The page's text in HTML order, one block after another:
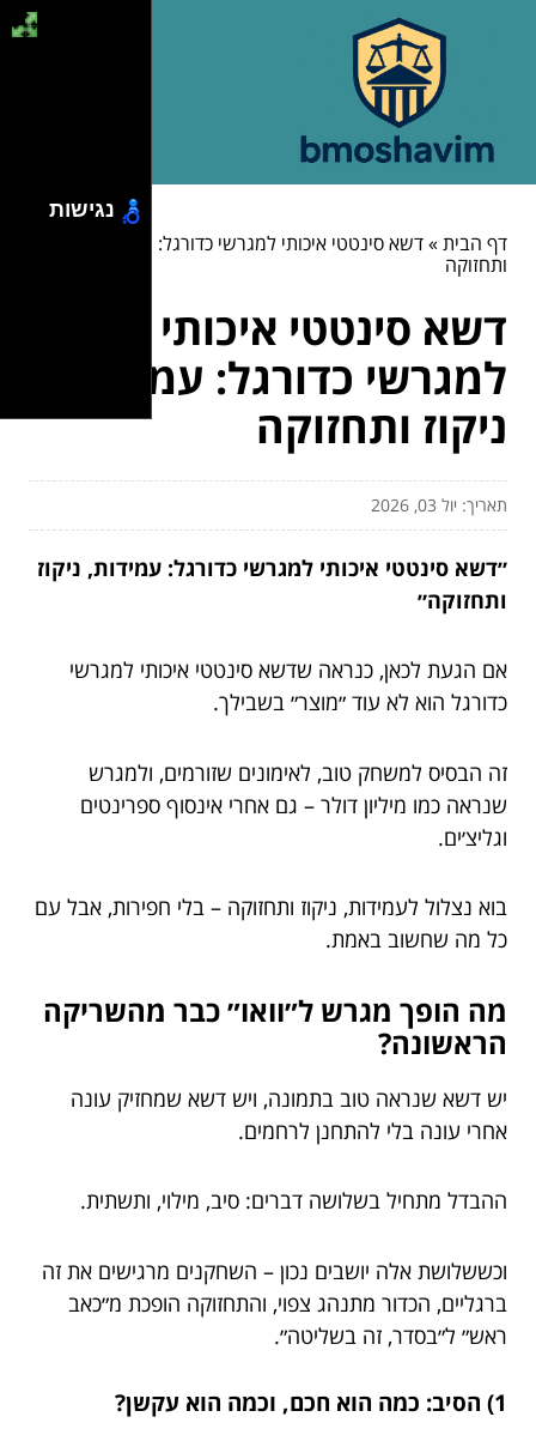
דף הבית»דשא סינטטי איכותי למגרשי כדורגל: עמידות, ניקוז
ותחזוקה
דשא סינטטי איכותי
למגרשי כדורגל: עמידות,
ניקוז ותחזוקה
תאריך: יול 03, 2026
״דשא סינטטי איכותי למגרשי כדורגל: עמידות, ניקוז
ותחזוקה״
אם הגעת לכאן, כנראה שדשא סינטטי איכותי למגרשי
כדורגל הוא לא עוד ״מוצר״ בשבילך.
זה הבסיס למשחק טוב, לאימונים שזורמים, ולמגרש
שנראה כמו מיליון דולר – גם אחרי אינסוף ספרינטים
וגליצ׳ים.
בוא נצלול לעמידות, ניקוז ותחזוקה – בלי חפירות, אבל עם
כל מה שחשוב באמת.
מה הופך מגרש ל״וואו״ כבר מהשריקה
הראשונה?
יש דשא שנראה טוב בתמונה, ויש דשא שמחזיק עונה
אחרי עונה בלי להתחנן לרחמים.
ההבדל מתחיל בשלושה דברים: סיב, מילוי, ותשתית.
וכששלושת אלה יושבים נכון – השחקנים מרגישים את זה
ברגליים, הכדור מתנהג צפוי, והתחזוקה הופכת מ״כאב
ראש״ ל״בסדר, זה בשליטה״.
1) הסיב: כמה הוא חכם, וכמה הוא עקשן?
נגישות